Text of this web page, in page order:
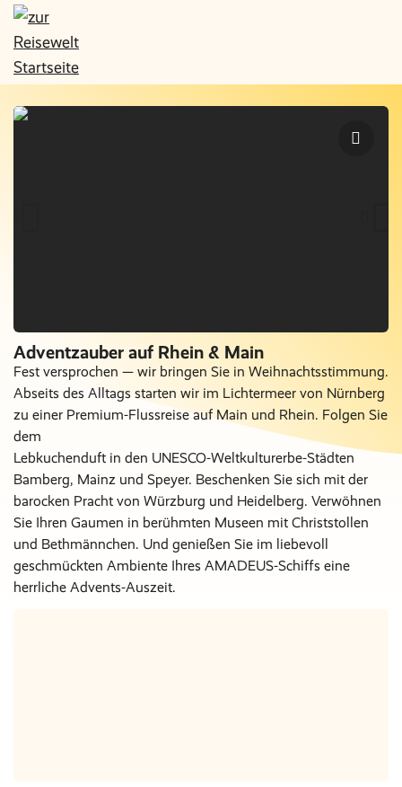
Adventzauber auf Rhein & Main
Fest versprochen — wir bringen Sie in Weihnachtsstimmung.
Abseits des Alltags starten wir im Lichtermeer von Nürnberg
zu einer Premium-Flussreise auf Main und Rhein. Folgen Sie
dem
Lebkuchenduft in den UNESCO-Weltkulturerbe-Städten
Bamberg, Mainz und Speyer. Beschenken Sie sich mit der
barocken Pracht von Würzburg und Heidelberg. Verwöhnen
Sie Ihren Gaumen in berühmten Museen mit Christstollen
und Bethmännchen. Und genießen Sie im liebevoll
geschmückten Ambiente Ihres AMADEUS-Schiffs eine
herrliche Advents-Auszeit.